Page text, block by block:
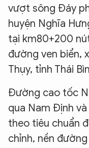
vượt sông Đáy
huyện Nghĩa
tại km80+200
đường ven biển,
Thụy, tỉnh Thái
Đường cao tốc
qua Nam Định
theo tiêu chuẩn
chỉnh, nền